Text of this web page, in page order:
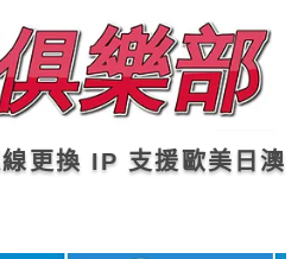
更換 IP 支援歐美日澳